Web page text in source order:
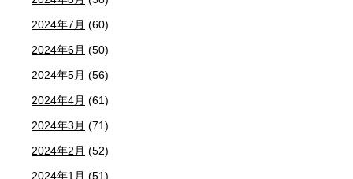
2024年7月 (60)
2024年6月 (50)
2024年5月 (56)
2024年4月 (61)
2024年3月 (71)
2024年2月 (52)
2024年1月 (51)